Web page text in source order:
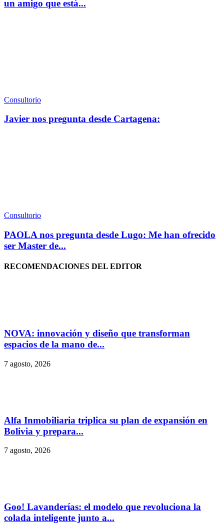
un amigo que está...
Consultorio
Javier nos pregunta desde Cartagena:
Consultorio
PAOLA nos pregunta desde Lugo: Me han ofrecido
ser Master de...
RECOMENDACIONES DEL EDITOR
NOVA: innovación y diseño que transforman
espacios de la mano de...
7 agosto, 2026
Alfa Inmobiliaria triplica su plan de expansión en
Bolivia y prepara...
7 agosto, 2026
Goo! Lavanderías: el modelo que revoluciona la
colada inteligente junto a...